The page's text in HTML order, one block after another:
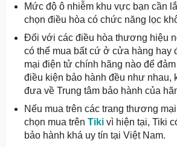
Mức độ ô nhiễm khu vực bạn cần
chọn điều hòa có chức năng lọc
Đối với các điều hòa thương hiệu
có thể mua bất cứ ở cửa hàng hay
mại điện tử chính hãng nào để
điều kiện bảo hành đều như nhau,
đưa về Trung tâm bảo hành của
Nếu mua trên các trang thương
chọn mua trên Tiki vì hiện tại, Tiki
bảo hành khá uy tín tại Việt Nam.